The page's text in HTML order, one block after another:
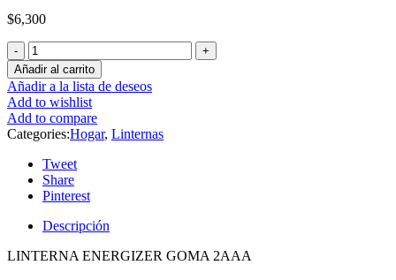
$6,300
Añadir al carrito
Añadir a la lista de deseos
Add to wishlist
Add to compare
Categories:Hogar, Linternas
Tweet
Share
Pinterest
Descripción
LINTERNA ENERGIZER GOMA 2AAA